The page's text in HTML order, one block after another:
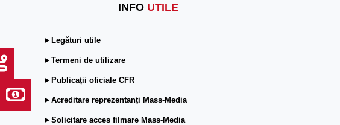
INFO UTILE
►Legături utile
►Termeni de utilizare
►Publicații oficiale CFR
►Acreditare reprezentanți Mass-Media
►Solicitare acces filmare Mass-Media